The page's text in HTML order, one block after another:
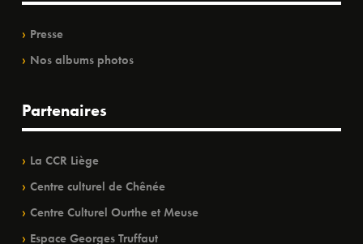
Presse
Nos albums photos
Partenaires
La CCR Liège
Centre culturel de Chênée
Centre Culturel Ourthe et Meuse
Espace Georges Truffaut